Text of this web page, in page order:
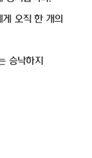
오직 한 개의
승낙하지